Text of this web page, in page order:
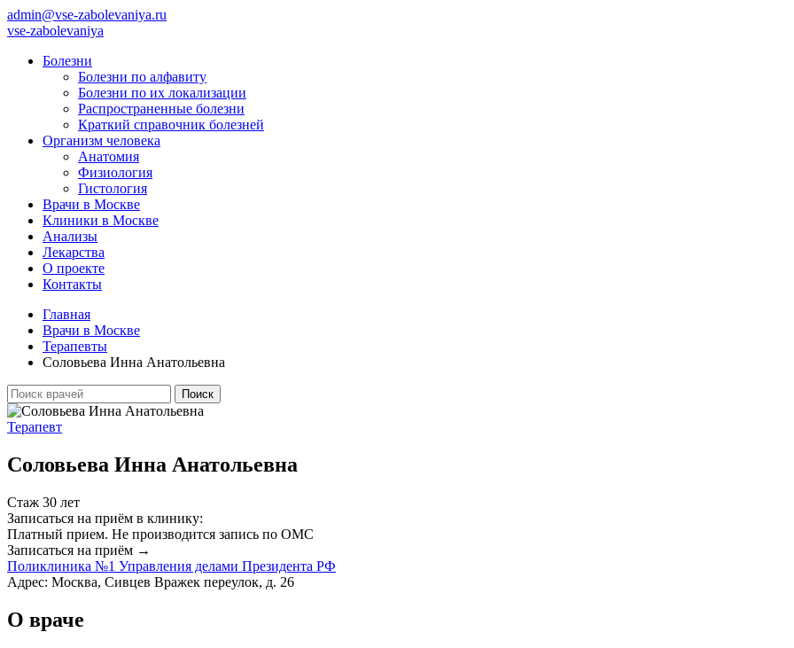
admin@vse-zabolevaniya.ru
vse-zabolevaniya
Болезни
Болезни по алфавиту
Болезни по их локализации
Распространенные болезни
Краткий справочник болезней
Организм человека
Анатомия
Физиология
Гистология
Врачи в Москве
Клиники в Москве
Анализы
Лекарства
О проекте
Контакты
Главная
Врачи в Москве
Терапевты
Соловьева Инна Анатольевна
Терапевт
Соловьева Инна Анатольевна
Стаж 30 лет
Записаться на приём в клинику:
Платный прием. Не производится запись по ОМС
Записаться на приём →
Поликлиника №1 Управления делами Президента РФ
Адрес: Москва, Сивцев Вражек переулок, д. 26
О враче